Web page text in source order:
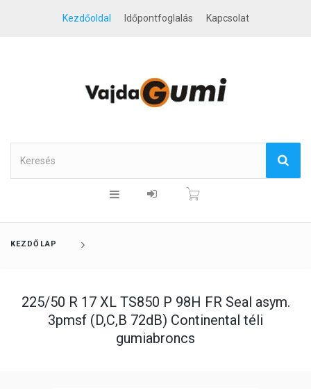
Kezdőoldal Időpontfoglalás Kapcsolat
KEZDŐLAP
225/50 R 17 XL TS850 P 98H FR Seal asym.
3pmsf (D,C,B 72dB) Continental téli
gumiabroncs